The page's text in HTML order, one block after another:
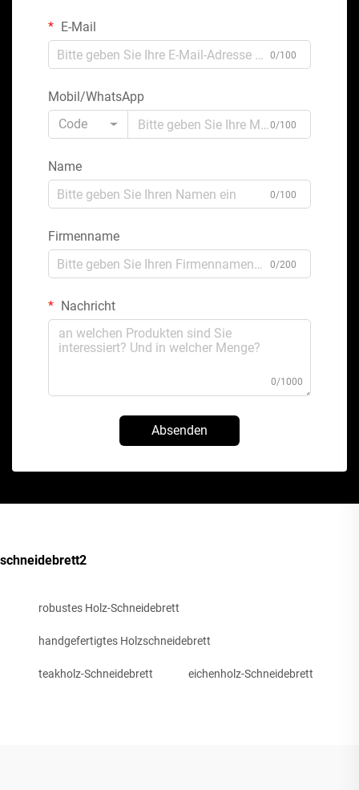
E-Mail
0/100
Mobil/WhatsApp
Code
0/100
Name
0/100
Firmenname
0/200
Nachricht
0/1000
Absenden
schneidebrett2
robustes Holz-Schneidebrett
handgefertigtes Holzschneidebrett
teakholz-Schneidebrett eichenholz-Schneidebrett